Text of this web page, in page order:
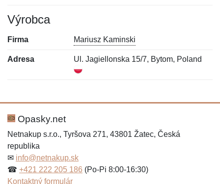
Výrobca
Firma Mariusz Kaminski
Adresa Ul. Jagiellonska 15/7, Bytom, Poland
Hodnotenie:
Meno:*
Meno:
E-mail:*
Opasky.net
Netnakup s.r.o., Tyršova 271, 43801 Žatec, Česká
republika
✉ info@netnakup.sk
☎ +421 222 205 186 (Po-Pi 8:00-16:30)
Kontaktný formulár